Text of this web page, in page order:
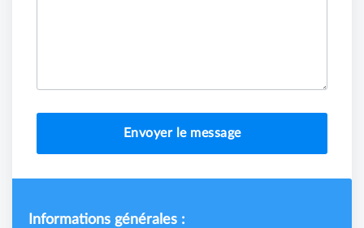
Envoyer le message
Informations générales :